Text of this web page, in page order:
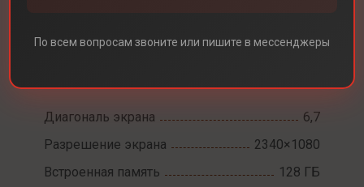
Samsung Galaxy S25
FE
Диагональ экрана
6,7
Разрешение экрана
2340×1080
Встроенная память
128 ГБ
По всем вопросам звоните или пишите в мессенджеры